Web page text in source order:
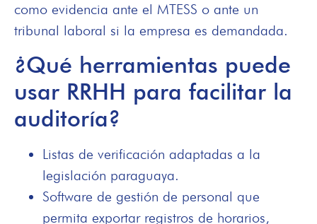
como evidencia ante el MTESS o ante un
tribunal laboral si la empresa es demandada.
¿Qué herramientas puede
usar RRHH para facilitar la
auditoría?
Listas de verificación adaptadas a la
legislación paraguaya.
Software de gestión de personal que
permita exportar registros de horarios,